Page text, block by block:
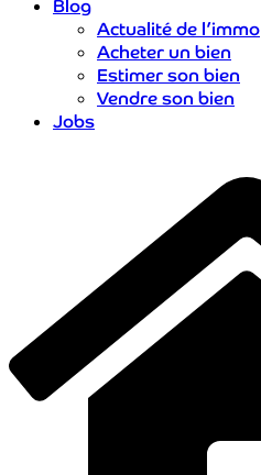
Blog
Actualité de l’immo
Acheter un bien
Estimer son bien
Vendre son bien
Jobs